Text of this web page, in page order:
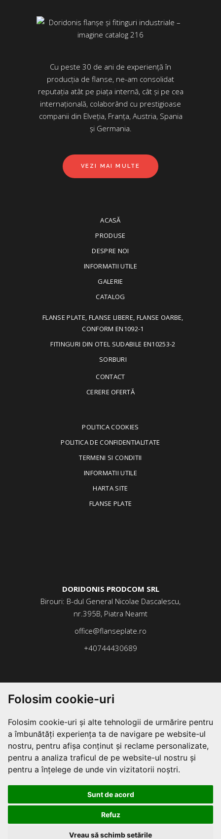
Folosim cookie-uri
Folosim cookie-uri și alte tehnologii de urmărire pentru
a îmbunătăți experiența ta de navigare pe website-ul
nostru, pentru afișa conținut și reclame personalizate,
pentru a analiza traficul de pe website-ul nostru și
pentru a înțelege de unde vin vizitatorii noștri.
Sunt de acord
Refuz
Vreau să schimb setările
Cu peste 30 de ani de experiență în
producția de flanse, ne-am consolidat
reputația atât pe piața internă, cât și pe cea
internațională, colaborând cu prestigioase
companii din Elveția, Franța, Austria, Spania
și Germania.
VEZI MAI MULTE
ACASĂ
PRODUSE
DESPRE NOI
INFORMATII UTILE
GALERIE
CATALOG
FLANSE PLATE, FLANSE LIBERE, FLANSE OARBE,
CONFORM EN1092-1
FITINGURI DIN OTEL SUDABILE EN10253-2
SORBURI
CONTACT
CERERE OFERTĂ
POLITICA COOKIES
POLITICA DE CONFIDENTIALITATE
TERMENI SI CONDITII
INFORMATII UTILE
HARTA SITE
FLANSE PLATE
DORIDONIS PRODCOM SRL
Birouri: B-dul General Nicolae Dascalescu,
nr.395B, Piatra Neamt
office@flanseplate.ro
+40744430689